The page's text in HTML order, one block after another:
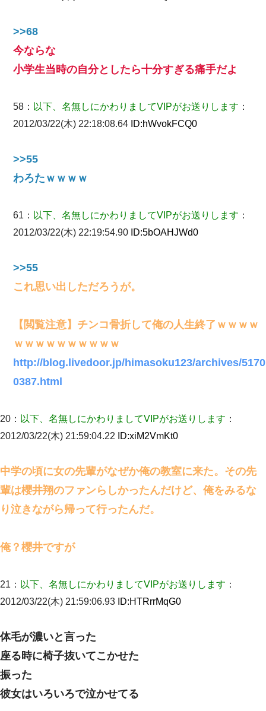
>>68
今ならな
小学生当時の自分としたら十分すぎる痛手だよ
58： 以下、名無しにかわりましてVIPがお送りします ：
2012/03/22(木) 22:18:08.64 ID:hWvokFCQ0
>>55
わろたｗｗｗｗ
61： 以下、名無しにかわりましてVIPがお送りします ：
2012/03/22(木) 22:19:54.90 ID:5bOAHJWd0
>>55
これ思い出しただろうが。
【閲覧注意】チンコ骨折して俺の人生終了ｗｗｗｗ
ｗｗｗｗｗｗｗｗｗｗ
http://blog.livedoor.jp/himasoku123/archives/5170
0387.html
20： 以下、名無しにかわりましてVIPがお送りします ：
2012/03/22(木) 21:59:04.22 ID:xiM2VmKt0
中学の頃に女の先輩がなぜか俺の教室に来た。その先
輩は櫻井翔のファンらしかったんだけど、俺をみるな
り泣きながら帰って行ったんだ。
俺？櫻井ですが
21： 以下、名無しにかわりましてVIPがお送りします ：
2012/03/22(木) 21:59:06.93 ID:HTRrrMqG0
体毛が濃いと言った
座る時に椅子抜いてこかせた
振った
彼女はいろいろで泣かせてる